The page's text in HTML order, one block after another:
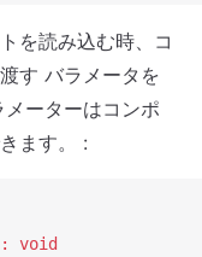
を読み込む時、コ
す バラメータを
ーターはコンポ
ます。 :
:
void